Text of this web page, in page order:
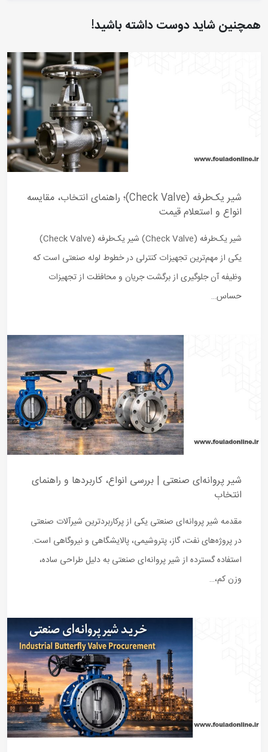
همچنین شاید دوست داشته باشید!
شیر یک‌طرفه (Check Valve)؛ راهنمای انتخاب، مقایسه
انواع و استعلام قیمت
شیر یک‌طرفه (Check Valve) شیر یک‌طرفه (Check Valve)
یکی از مهم‌ترین تجهیزات کنترلی در خطوط لوله صنعتی است که
وظیفه آن جلوگیری از برگشت جریان و محافظت از تجهیزات
حساس…
شیر پروانه‌ای صنعتی | بررسی انواع، کاربردها و راهنمای
انتخاب
مقدمه شیر پروانه‌ای صنعتی یکی از پرکاربردترین شیرآلات صنعتی
در پروژه‌های نفت، گاز، پتروشیمی، پالایشگاهی و نیروگاهی است.
استفاده گسترده از شیر پروانه‌ای صنعتی به دلیل طراحی ساده،
وزن کم،…